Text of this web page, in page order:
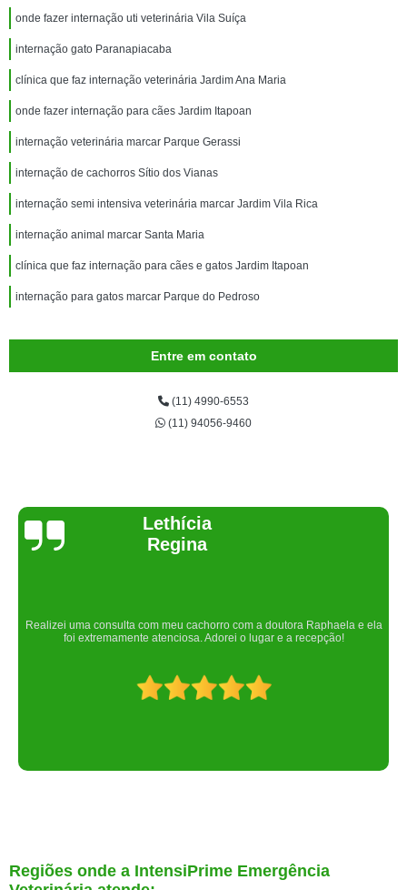
onde fazer internação uti veterinária Vila Suíça
internação gato Paranapiacaba
clínica que faz internação veterinária Jardim Ana Maria
onde fazer internação para cães Jardim Itapoan
internação veterinária marcar Parque Gerassi
internação de cachorros Sítio dos Vianas
internação semi intensiva veterinária marcar Jardim Vila Rica
internação animal marcar Santa Maria
clínica que faz internação para cães e gatos Jardim Itapoan
internação para gatos marcar Parque do Pedroso
Entre em contato
(11) 4990-6553
(11) 94056-9460
Joelma Lilian
Um lugar maravilhoso. Sempre serei grata pelo que fizeram por nós!
Regiões onde a IntensiPrime Emergência